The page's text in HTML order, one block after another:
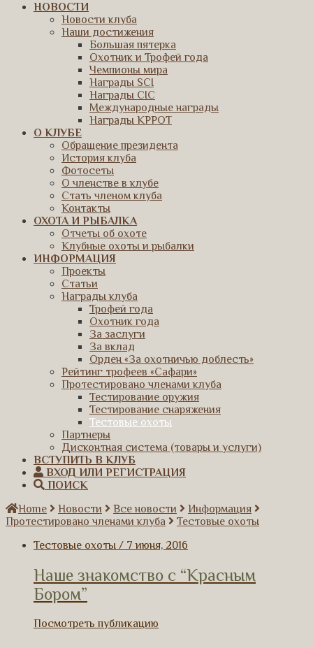
НОВОСТИ
Новости клуба
Наши достижения
Большая пятерка
Охотник и Трофей года
Чемпионы мира
Награды SCI
Награды CIC
Международные награды
Награды КРРОТ
О КЛУБЕ
Обращение президента
История клуба
Фотосеты
О членстве в клубе
Стать членом клуба
Контакты
ОХОТА И РЫБАЛКА
Отчеты об охоте
Клубные охоты и рыбалки
ИНФОРМАЦИЯ
Проекты
Статьи
Награды клуба
Трофей года
Охотник года
За заслуги
За вклад
Орден «За охотничью доблесть»
Рейтинг трофеев «Сафари»
Протестировано членами клуба
Тестирование оружия
Тестирование снаряжения
Тестовые охоты
Партнеры
Дисконтная система (товары и услуги)
ВСТУПИТЬ В КЛУБ
ВХОД ИЛИ РЕГИСТРАЦИЯ
ПОИСК
Home
Новости Все новости
Информация
Протестировано членами клуба
Тестовые охоты
Тестовые охоты / 7 июня, 2016
Наше знакомство с “Красным
Бором”
Посмотреть публикацию